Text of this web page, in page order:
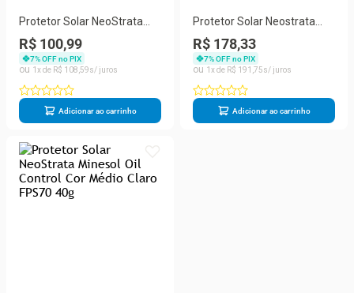
Protetor Solar NeoStrata
Minesol OC Pele Clara
FPS70 40g
R$ 100,99
7% OFF no PIX
1
R$ 108 59
Adicionar ao carrinho
Protetor Solar Neostrata
Minesol FPS 99 com 120ml
R$ 178,33
7% OFF no PIX
1
R$ 191 75
Adicionar ao carrinho